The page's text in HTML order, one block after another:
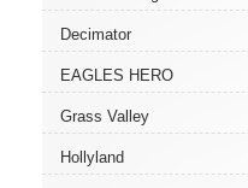
Decimator
EAGLES HERO
Grass Valley
Hollyland